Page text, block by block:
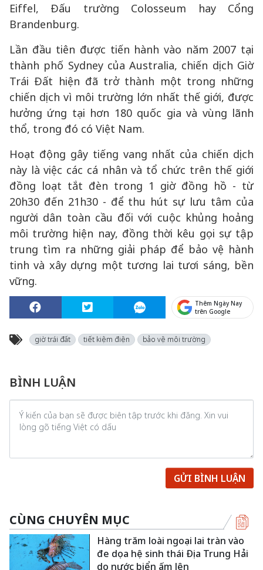
Eiffel, Đấu trường Colosseum hay Cổng
Brandenburg.
Lần đầu tiên được tiến hành vào năm 2007 tại
thành phố Sydney của Australia, chiến dịch Giờ
Trái Đất hiện đã trở thành một trong những
chiến dịch vì môi trường lớn nhất thế giới, được
hưởng ứng tại hơn 180 quốc gia và vùng lãnh
thổ, trong đó có Việt Nam.
Hoạt động gây tiếng vang nhất của chiến dịch
này là việc các cá nhân và tổ chức trên thế giới
đồng loạt tắt đèn trong 1 giờ đồng hồ - từ
20h30 đến 21h30 - để thu hút sự lưu tâm của
người dân toàn cầu đối với cuộc khủng hoảng
môi trường hiện nay, đồng thời kêu gọi sự tập
trung tìm ra những giải pháp để bảo vệ hành
tinh và xây dựng một tương lai tươi sáng, bền
vững.
Thêm Ngày Nay
trên Google
giờ trái đất tiết kiệm điện bảo vệ môi trường
BÌNH LUẬN
GỬI BÌNH LUẬN
CÙNG CHUYÊN MỤC
Hàng trăm loài ngoại lai tràn vào
đe dọa hệ sinh thái Địa Trung Hải
do nước biển ấm lên